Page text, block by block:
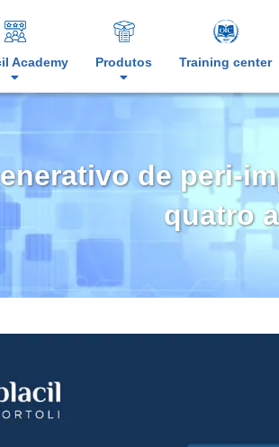
Academy Produtos Training center
de peri-
quatro